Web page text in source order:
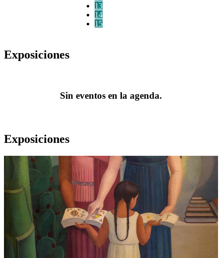
13
14
15
Exposiciones
Sin eventos en la agenda.
Exposiciones